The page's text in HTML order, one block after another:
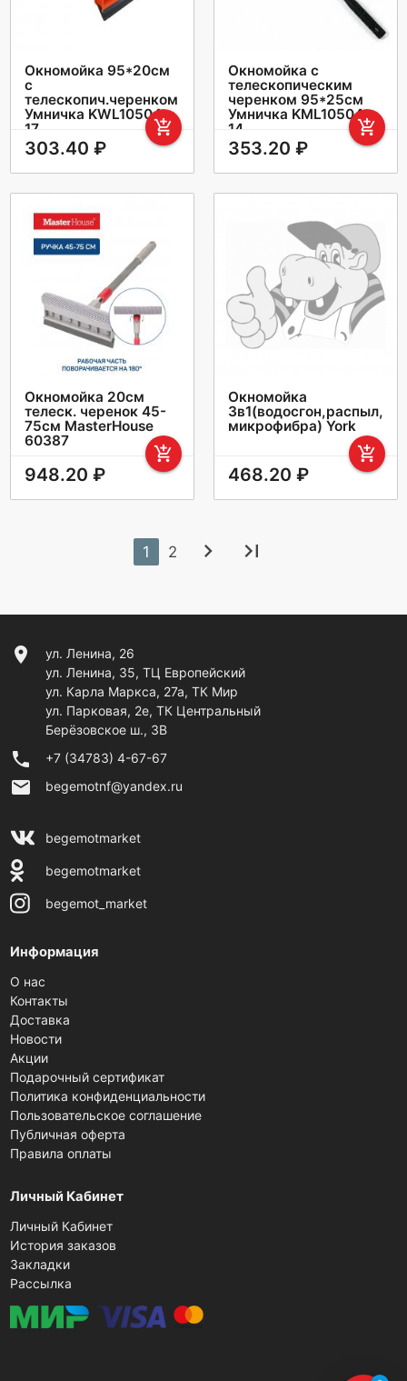
Окномойка 95*20см
с
телескопич.черенком
Умничка KWL10504-
17
add_shopping_cart
303.40 ₽
Окномойка с
телескопическим
черенком 95*25см
Умничка KML10504-
14
add_shopping_cart
353.20 ₽
Окномойка 20см
телеск. черенок 45-
75см MasterHouse
60387
add_shopping_cart
948.20 ₽
Окномойка
3в1(водосгон,распыл,
микрофибра) York
add_shopping_cart
468.20 ₽
1 2 chevron_right last_page
location_on
ул. Ленина, 26
ул. Ленина, 35, ТЦ Европейский
ул. Карла Маркса, 27а, ТК Мир
ул. Парковая, 2е, ТК Центральный
Берёзовское ш., 3В
phone +7 (34783) 4-67-67
email begemotnf@yandex.ru
begemotmarket
begemotmarket
begemot_market
Информация
О нас
Контакты
Доставка
Новости
Акции
Подарочный сертификат
Политика конфиденциальности
Пользовательское соглашение
Публичная оферта
Правила оплаты
Личный Кабинет
Личный Кабинет
История заказов
Закладки
Рассылка